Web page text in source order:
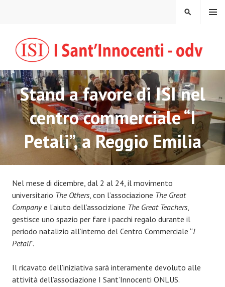
MENU
CERCA
Stand a favore di ISI nel
centro commerciale “I
Petali”, a Reggio Emilia
Nel mese di dicembre, dal 2 al 24, il movimento
universitario The Others , con l’associazione The Great
Companye l’aiuto dell’associzione The Great Teachers
gestisce uno spazio per fare i pacchi regalo durante il
periodo natalizio all’interno del Centro Commerciale “I
Petali”.
Il ricavato dell’iniziativa sarà interamente devoluto alle
attività dell’associazione I Sant’Innocenti ONLUS.